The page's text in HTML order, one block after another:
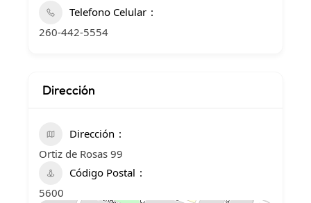
Telefono Celular
260-442-5554
Dirección
Dirección
Ortiz de Rosas 99
Código Postal
5600